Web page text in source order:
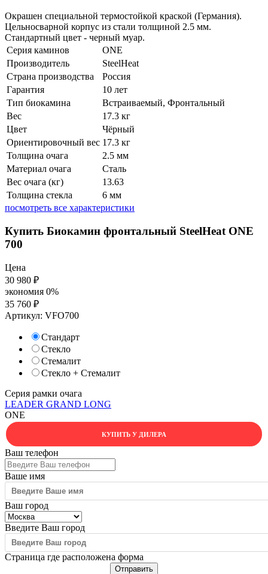
Окрашен специальной термостойкой краской (Германия).
Цельносварной корпус из стали толщиной 2.5 мм.
Стандартный цвет - черный муар.
Серия каминов
ONE
Производитель
SteelHeat
Страна производства
Россия
Гарантия
10 лет
Тип биокамина
Встраиваемый, Фронтальный
Вес
17.3 кг
Цвет
Чёрный
Ориентировочный вес 17.3 кг
Толщина очага
2.5 мм
Материал очага
Сталь
Вес очага (кг)
13.63
Толщина стекла
6 мм
посмотреть все характеристики
Купить Биокамин фронтальный SteelHeat ONE
700
Цена
30 980 ₽
экономия 0%
35 760 ₽
Артикул: VFO700
Стандарт
Стекло
Стемалит
Стекло + Стемалит
Серия рамки очага
LEADER GRAND LONG
ONE
КУПИТЬ У ДИЛЕРА
Ваш телефон
Ваше имя
Ваш город
Введите Ваш город
Страница где расположена форма
Отправить